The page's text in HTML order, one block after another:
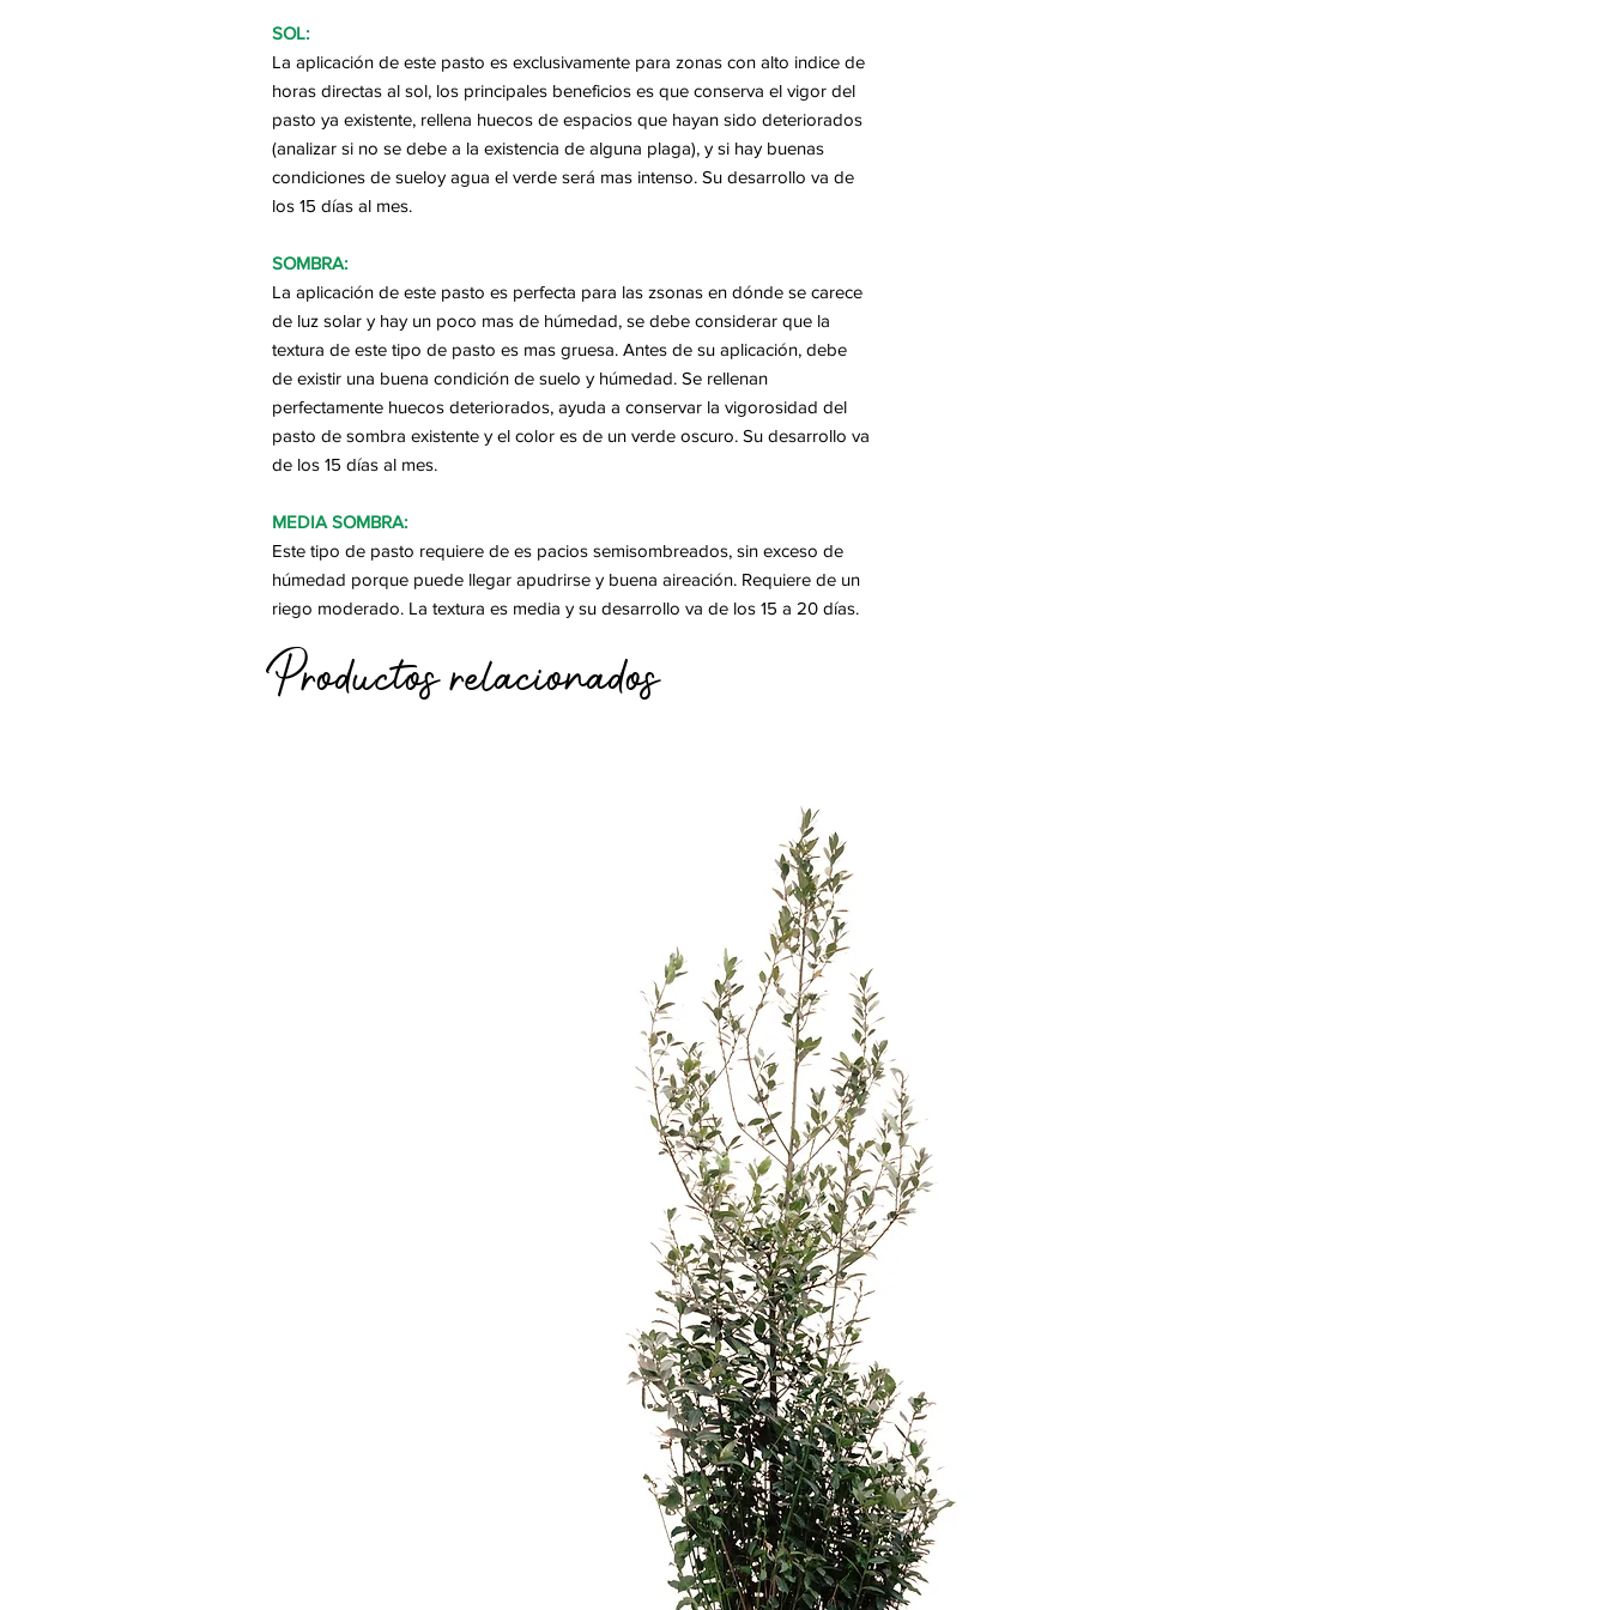
SOL:
La aplicación de este pasto es exclusivamente para zonas con alto indice de
horas directas al sol, los principales beneficios es que conserva el vigor del
pasto ya existente, rellena huecos de espacios que hayan sido deteriorados
(analizar si no se debe a la existencia de alguna plaga), y si hay buenas
condiciones de sueloy agua el verde será mas intenso. Su desarrollo va de
los 15 días al mes.
SOMBRA:
La aplicación de este pasto es perfecta para las zsonas en dónde se carece
de luz solar y hay un poco mas de húmedad, se debe considerar que la
textura de este tipo de pasto es mas gruesa. Antes de su aplicación, debe
de existir una buena condición de suelo y húmedad. Se rellenan
perfectamente huecos deteriorados, ayuda a conservar la vigorosidad del
pasto de sombra existente y el color es de un verde oscuro. Su desarrollo va
de los 15 días al mes.
MEDIA SOMBRA:
Este tipo de pasto requiere de es pacios semisombreados, sin exceso de
húmedad porque puede llegar apudrirse y buena aireación. Requiere de un
riego moderado. La textura es media y su desarrollo va de los 15 a 20 días.
Productos relacionados